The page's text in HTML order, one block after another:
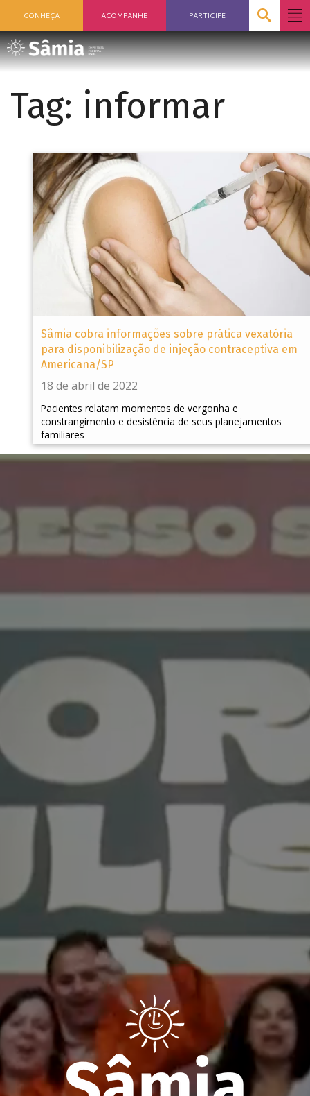
CONHEÇA ACOMPANHE PARTICIPE
Tag: informar
Sâmia cobra informações sobre prática vexatória
para disponibilização de injeção contraceptiva em
Americana/SP
18 de abril de 2022
Pacientes relatam momentos de vergonha e
constrangimento e desistência de seus planejamentos
familiares